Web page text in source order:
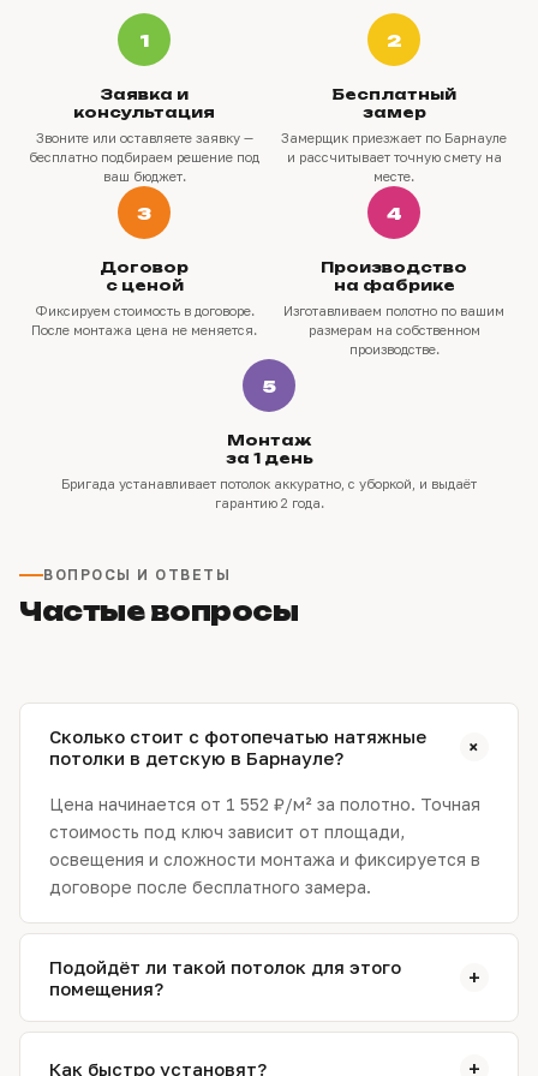
1
Заявка и
консультация
Звоните или оставляете заявку —
бесплатно подбираем решение под
ваш бюджет.
2
Бесплатный
замер
Замерщик приезжает по Барнауле
и рассчитывает точную смету на
месте.
3
Договор
с ценой
Фиксируем стоимость в договоре.
После монтажа цена не меняется.
4
Производство
на фабрике
Изготавливаем полотно по вашим
размерам на собственном
производстве.
5
Монтаж
за 1 день
Бригада устанавливает потолок аккуратно, с уборкой, и выдаёт
гарантию 2 года.
ВОПРОСЫ И ОТВЕТЫ
Частые вопросы
Сколько стоит с фотопечатью натяжные
потолки в детскую в Барнауле?
+
Цена начинается от 1 552 ₽/м² за полотно. Точная
стоимость под ключ зависит от площади,
освещения и сложности монтажа и фиксируется в
договоре после бесплатного замера.
Подойдёт ли такой потолок для этого
помещения?
+
Да. На замере специалист подтвердит выбор
фактуры и подберёт схему света с учётом
Как быстро установят? +